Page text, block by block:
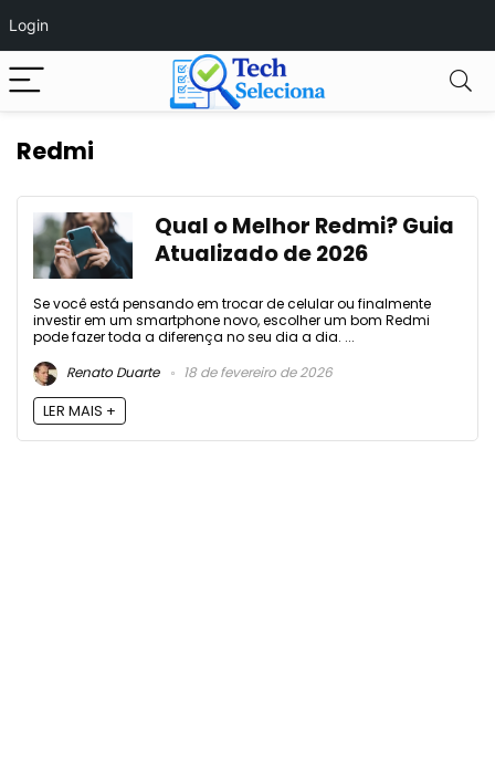
Login
Redmi
Qual o Melhor Redmi? Guia
Atualizado de 2026
Se você está pensando em trocar de celular ou finalmente
investir em um smartphone novo, escolher um bom Redmi
pode fazer toda a diferença no seu dia a dia. ...
Renato Duarte
18 de fevereiro de 2026
LER MAIS +